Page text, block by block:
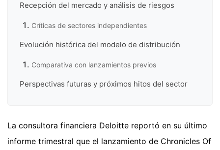
Recepción del mercado y análisis de riesgos
Críticas de sectores independientes
Evolución histórica del modelo de distribución
Comparativa con lanzamientos previos
Perspectivas futuras y próximos hitos del sector
La consultora financiera Deloitte reportó en su último
informe trimestral que el lanzamiento de Chronicles Of